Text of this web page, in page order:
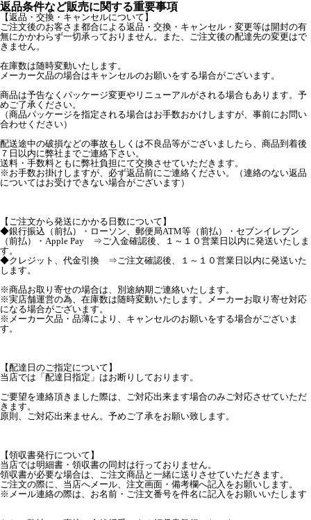
返品条件など販売に関する重要事項
【返品・交換・キャンセルについて】
ご注文後のお客さま都合による返品・交換・キャンセル・変更等は開封の有
無にかかわらず一切承っておりません。また、ご注文後の配達先の変更はで
きません。
在庫数は随時変動いたします。
メーカー欠品の場合はキャンセルのお願いをする場合がございます。
商品は予告なくパッケージ変更やリニューアルがされる場合もあります。予
めご了承ください。
（商品パッケージを指定される場合はお手数おかけしますが、事前にお問い
合わせください）
配送途中の破損などの事故もしくは不良品等がございましたら、商品到着後
７日以内に弊社までご連絡下さい。
送料・手数料ともに弊社負担にて交換させていただきます。
※お手数お掛けしますが、必ず返品前にご連絡ください。（連絡のない返品
についてはお受けできない場合がございます）
【ご注文から発送にかかる日数について】
◆銀行振込（前払）・ローソン、郵便局ATM等（前払）・セブンイレブン
（前払）・Apple Pay ⇒ご入金確認後、１～１０営業日以内に発送いたしま
す。
◆クレジット、代金引換 ⇒ご注文確認後、１～１０営業日以内に発送いた
します。
※商品お取り寄せの場合は、別途納期ご連絡いたします。
※実店舗運営の為、在庫数は随時変動いたします。メーカーお取り寄せ対応
になる場合がございます。
※メーカー欠品・品薄により、キャンセルのお願いをする場合がございま
す。
【配達日のご指定について】
当店では「配達日指定」はお断りしております。
ご要望を連絡頂きました際は、ご対応出来ます場合のみご対応させていただ
きます。
原則、ご対応出来ません。予めご了承をお願い致します。
【領収書発行について】
当店では明細書・領収書の同封は行っておりません。
領収書が必要な場合は、ご注文商品と一緒に送りさせていただきます。
ご注文の際に、当店へメール、注文画面・備考欄へ記入をお願いします。
※メール連絡の際は、お名前・ご注文番号を件名に記入をお願いいたします